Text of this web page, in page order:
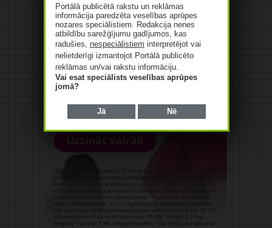
Portālā publicētā rakstu un reklāmas
informācija paredzēta veselības aprūpes
nozares speciālistiem. Redakcija nenes
atbildību sarežģījumu gadījumos, kas
radušies, nespeciālistiem interpretējot vai
nelietderīgi izmantojot Portālā publicēto
reklāmas un/vai rakstu informāciju.
Vai esat speciālists veselības aprūpes
jomā?
Jā Nē